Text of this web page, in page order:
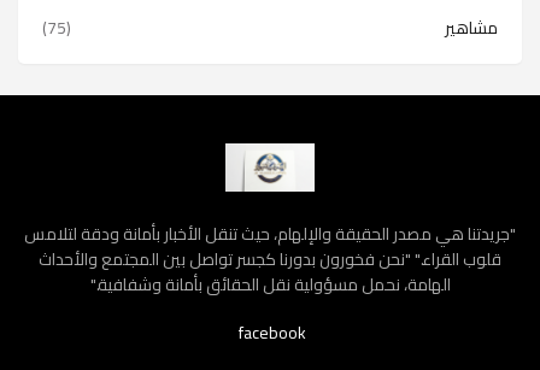
مشاهير
(75)
"جريدتنا هي مصدر الحقيقة والإلهام، حيث تنقل الأخبار بأمانة ودقة لتلامس
قلوب القراء." "نحن فخورون بدورنا كجسر تواصل بين المجتمع والأحداث
الهامة، نحمل مسؤولية نقل الحقائق بأمانة وشفافية."
facebook